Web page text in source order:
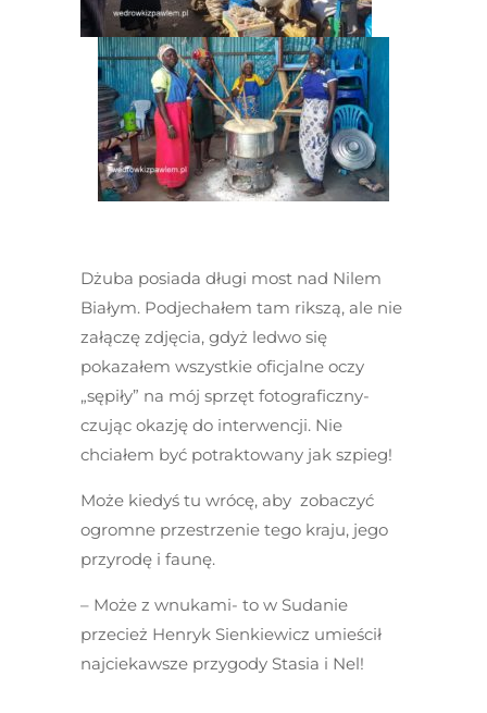
Dżuba posiada długi most nad Nilem
Białym. Podjechałem tam rikszą, ale nie
załączę zdjęcia, gdyż ledwo się
pokazałem wszystkie oficjalne oczy
„sępiły” na mój sprzęt fotograficzny-
czując okazję do interwencji. Nie
chciałem być potraktowany jak szpieg!
Może kiedyś tu wrócę, aby zobaczyć
ogromne przestrzenie tego kraju, jego
przyrodę i faunę.
– Może z wnukami- to w Sudanie
przecież Henryk Sienkiewicz umieścił
najciekawsze przygody Stasia i Nel!